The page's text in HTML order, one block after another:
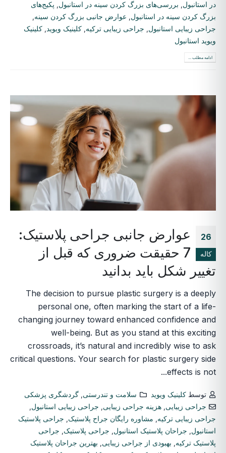
در استانبول
بررسی‌های بزرگ کردن سینه در استانبول
پکیج‌های
بزرگ کردن سینه در استانبول
عوارض جانبی بزرگ کردن سینه
جراحی زیبایی استانبول
جراحی زیبایی ترکیه کلینیک ویوید
کلینیک
ویوید استانبول
ادامه مطلب ...
26
کاله
عوارض جانبی جراحی پلاستیک:
7 حقیقت ضروری که قبل از
تغییر شکل باید بدانید
The decision to pursue plastic surgery is a deeply
personal one, often marking the start of a life-
changing journey toward enhanced confidence and
well-being. But as you stand at this exciting
crossroads, it’s natural and incredibly wise to ask
critical questions. Your search for plastic surgery side
effects is not...
توسطکلینیک ویوید سلامت و تندرستی گردشگری پزشکی
جراحی زیبایی ,هزینه جراحی زیبایی جراحی زیبایی استانبول
جراحی زیبایی ترکیه
مشاوره رایگان جراح پلاستیک
جراحی پلاستیک
استانبول
جراحان پلاستیک استانبول جراحی پلاستیک
جراحی
پلاستیک ترکیه
بهبودی از جراحی زیبایی
بهترین جراحان پلاستیک